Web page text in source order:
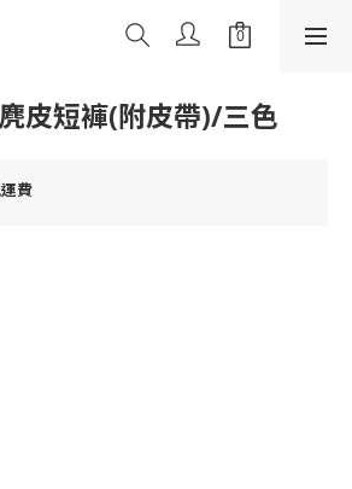
皮短褲(附皮帶)/三色
費